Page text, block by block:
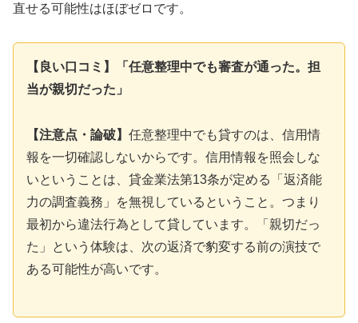
直せる可能性はほぼゼロです。
【良い口コミ】「任意整理中でも審査が通った。担
当が親切だった」
【注意点・論破】 任意整理中でも貸すのは、信用情
報を一切確認しないからです。信用情報を照会しな
いということは、貸金業法第13条が定める「返済能
力の調査義務」を無視しているということ。つまり
最初から違法行為として貸しています。「親切だっ
た」という体験は、次の返済で豹変する前の演技で
ある可能性が高いです。